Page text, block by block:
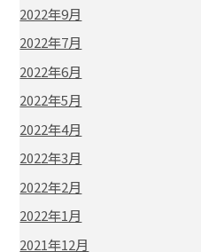
2022年9月
2022年7月
2022年6月
2022年5月
2022年4月
2022年3月
2022年2月
2022年1月
2021年12月